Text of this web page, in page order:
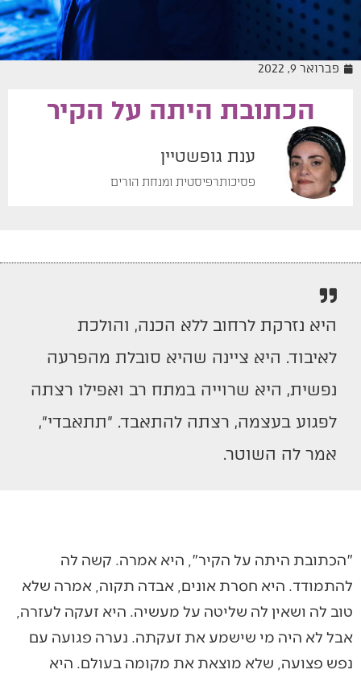
פברואר 9, 2022
מיומנה של מטפלת
הכתובת היתה על הקיר
ענת גופשטיין
פסיכותרפיסטית ומנחת הורים
היא נזרקת לרחוב ללא הכנה, והולכת
לאיבוד. היא ציינה שהיא סובלת מהפרעה
נפשית, היא שרוייה במתח רב ואפילו רצתה
לפגוע בעצמה, רצתה להתאבד. "תתאבדי",
אמר לה השוטר.
"הכתובת היתה על הקיר", היא אמרה. קשה לה
להתמודד. היא חסרת אונים, אבדה תקוה, אמרה שלא
טוב לה ושאין לה שליטה על מעשיה. היא זעקה לעזרה,
אבל לא היה מי שישמע את זעקתה. נערה פגועה עם
נפש פצועה, שלא מוצאת את מקומה בעולם. היא